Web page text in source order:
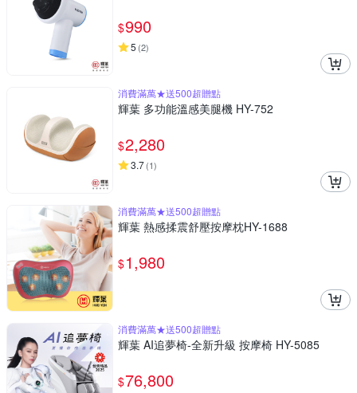
$990
5 (2)
消費滿萬★送500超贈點
輝葉 多功能溫感美腿機 HY-752
$2,280
3.7(1)
消費滿萬★送500超贈點
輝葉 熱感揉震舒壓按摩枕HY-1688
$1,980
消費滿萬★送500超贈點
輝葉 AI追夢椅-全新升級 按摩椅 HY-5085
$76,800